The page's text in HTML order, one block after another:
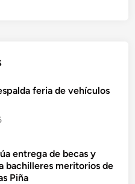
feria de vehículos
entrega de becas y
bachilleres meritorios de
Piña